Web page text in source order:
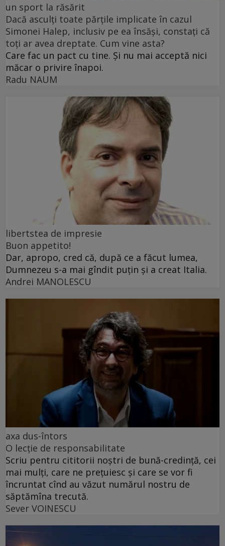
un sport la răsărit
Dacă asculți toate părțile implicate în cazul
Simonei Halep, inclusiv pe ea însăși, constați că
toți ar avea dreptate. Cum vine asta?
Care fac un pact cu tine. Și nu mai acceptă nici
măcar o privire înapoi.
Radu NAUM
libertstea de impresie
Buon appetito!
Dar, apropo, cred că, după ce a făcut lumea,
Dumnezeu s-a mai gîndit puțin și a creat Italia.
Andrei MANOLESCU
axa dus-întors
O lecție de responsabilitate
Scriu pentru cititorii noștri de bună-credință, cei
mai mulți, care ne prețuiesc și care se vor fi
încruntat cînd au văzut numărul nostru de
săptămîna trecută.
Sever VOINESCU